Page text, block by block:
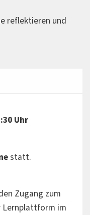
reflektieren und
Uhr
statt.
Zugang zum
Lernplattform im